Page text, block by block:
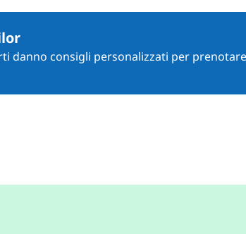
danno consigli personalizzati per